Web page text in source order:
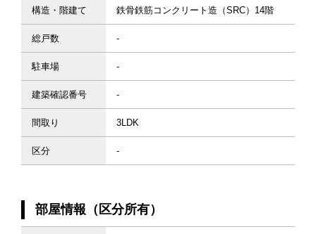
構造・階建て 鉄骨鉄筋コンクリート造（SRC）14階
総戸数 -
駐車場 -
建築確認番号 -
間取り 3LDK
区分 -
部屋情報（区分所有）